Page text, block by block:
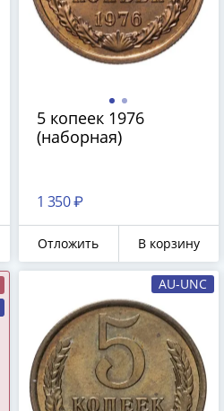
5 копеек 1976
(наборная)
1 350 ₽
Отложить В корзину
AU-UNC